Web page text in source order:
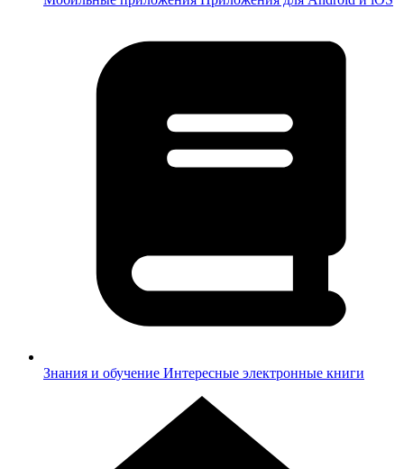
Знания и обучение Интересные электронные книги